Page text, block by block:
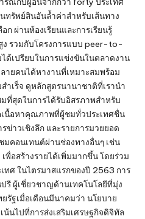
ทรัพย์สินอันล้ำค่าสำหรับเส้นทาง
ผ่านห้องเรียนและการเรียนรู้
รวมกับโครงการแบบ peer-to-
ด้เปรียบในการแข่งขันในตลาดงาน
ายคนได้หางานที่เหมาะสมพร้อม
ำเร็จ ดูหลักสูตรนานาชาติที่เรานำ
ที่สุดในการได้รับอิสรภาพสำหรับ
เนื้อหาคุณภาพที่ผู้ชมทั่วประเทศชื่น
าวเชิงลึก และรายการมวยยอด
คอนเทนต์ผ่านช่องทางอื่นๆ เช่น
พื่อสร้างรายได้เพิ่มมากขึ้น โดยร่วม
ทศ ในไตรมาสแรกของปี 2563 การ
รี ผู้เชี่ยวชาญด้านเทคโนโลยีที่มุ่ง
รัฐเมื่อเดือนมีนาคมว่า นโยบาย
น้นไปที่การส่งเสริมเศรษฐกิจดิจิทัล